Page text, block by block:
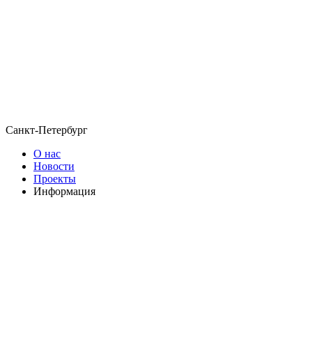
Санкт-Петербург
О нас
Новости
Проекты
Информация